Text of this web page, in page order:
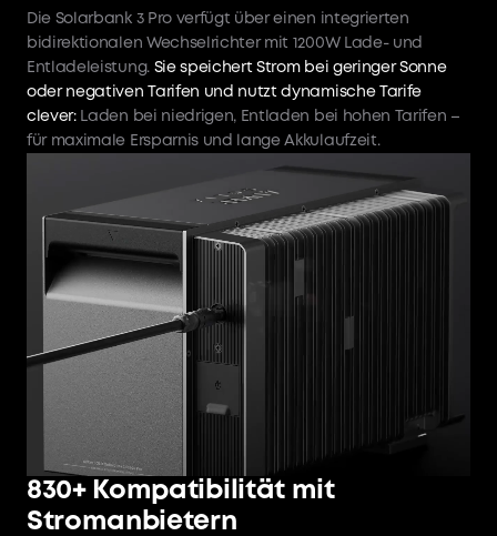
Die Solarbank 3 Pro verfügt über einen integrierten
bidirektionalen Wechselrichter mit 1200W Lade- und
Entladeleistung. Sie speichert Strom bei geringer Sonne
oder negativen Tarifen und nutzt dynamische Tarife
clever:Laden bei niedrigen, Entladen bei hohen Tarifen –
für maximale Ersparnis und lange Akkulaufzeit.
830+ Kompatibilität mit
Stromanbietern